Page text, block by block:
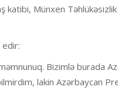
katibi, Münxen Təhlükəsizlik
edir:
məmnunuq. Bizimlə burada
lakin Azərbaycan